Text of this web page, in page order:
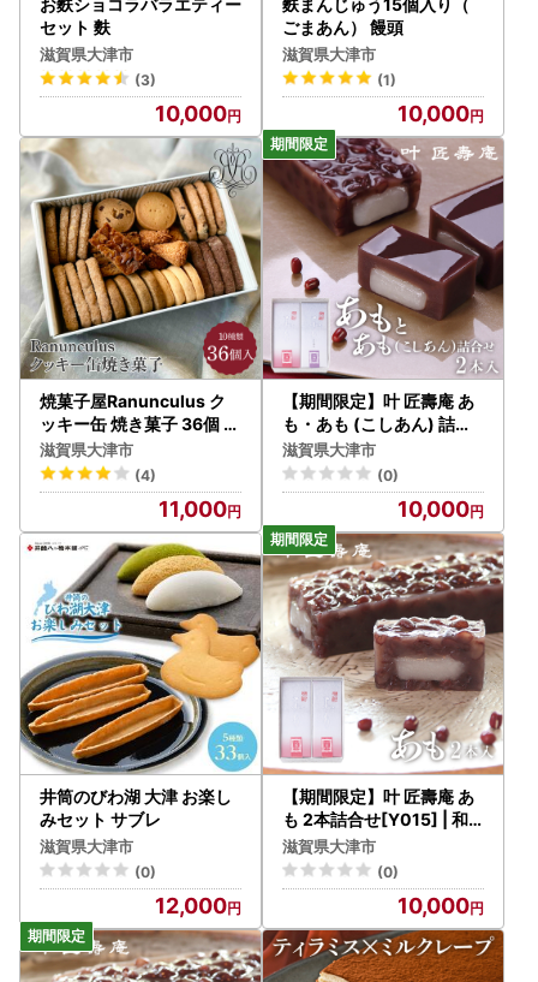
A
宛先：大津市 ワンストップ特例申請受付担当 行
※返送に係る郵送料は寄附者様のご負担となりますので、ご
【オンラインワンストップ申請について】
「自治体マイページ」よりオンラインでワンストップ特例申
請することが可能です。
ご利用には、初期登録やデジタル庁提供のマイナポータルア
プリが必要です。
マイナンバーカードをお持ちの場合、オンライン申請が大変
便利ですので、ぜひご利用ください。
〈プライバシーポリシー（個人情報保護方針）について〉
お客様からいただいた個人情報は、大津市が責任をもって管
理し、関係法令で定められた場合を除き、第三者に譲渡した
り、提供したりすることはございません。
なお、お客様からいただいた個人情報は、商品の発送、事務
連絡、いただいたふるさと納税の使い道に関する報告、大津
市が主催・出展するふるさと納税関連イベント情報の提供及
び大津市のふるさと納税に関する情報提供のために使用させ
ていただき、その手段として、電子メールの配信やパンフレ
ット等の資料の郵送をさせていただくことがあります。
御不明な点や、電子メールの配信又は資料の郵送停止等のご
希望がございましたら、ふるさと納税担当(contact-otsu@o
rebo.jp)までご連絡ください。
セット 麩
滋賀県大津市
(3)
10,000
ごまあん） 饅頭
滋賀県大津市
(1)
10,000
焼菓子屋Ranunculus ク
ッキー缶 焼き菓子 36個 [R
C001] | クッキー
滋賀県大津市
(4)
11,000
【期間限定】叶 匠壽庵 あ
も・あも (こしあん) 詰合
せ[Y014] | 和菓子
滋賀県大津市
(0)
10,000
井筒のびわ湖 大津 お楽し
みセット サブレ
滋賀県大津市
(0)
12,000
【期間限定】叶 匠壽庵 あ
も 2本詰合せ[Y015] | 和
菓子
滋賀県大津市
(0)
10,000